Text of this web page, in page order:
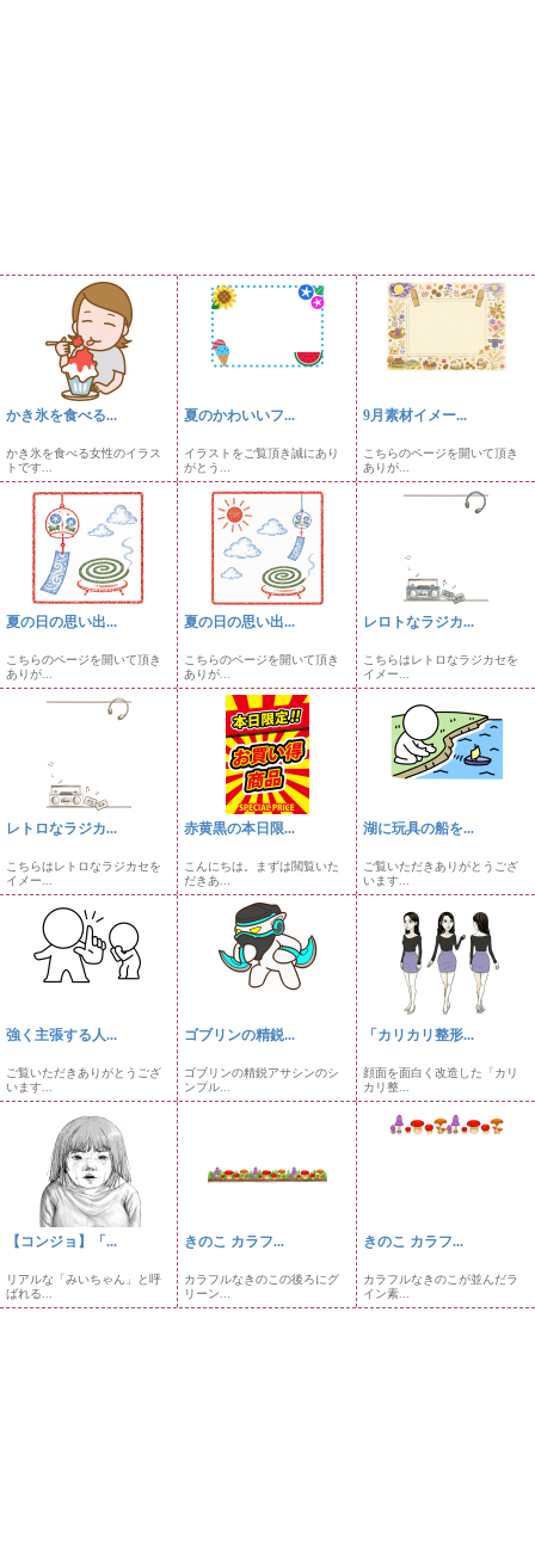
かき氷を食べる...
かき氷を食べる女性のイラス
トです...
夏のかわいいフ...
イラストをご覧頂き誠にあり
がとう...
9月素材イメー...
こちらのページを開いて頂き
ありが...
夏の日の思い出...
こちらのページを開いて頂き
ありが...
夏の日の思い出...
こちらのページを開いて頂き
ありが...
レロトなラジカ...
こちらはレトロなラジカセを
イメー...
レトロなラジカ...
こちらはレトロなラジカセを
イメー...
赤黄黒の本日限...
こんにちは。まずは閲覧いた
だきあ...
湖に玩具の船を...
ご覧いただきありがとうござ
います...
強く主張する人...
ご覧いただきありがとうござ
います...
ゴブリンの精鋭...
ゴブリンの精鋭アサシンのシ
ンプル...
「カリカリ整形...
顔面を面白く改造した「カリ
カリ整...
【コンジョ】「...
リアルな「みいちゃん」と呼
ばれる...
きのこ カラフ...
カラフルなきのこの後ろにグ
リーン...
きのこ カラフ...
カラフルなきのこが並んだラ
イン素...